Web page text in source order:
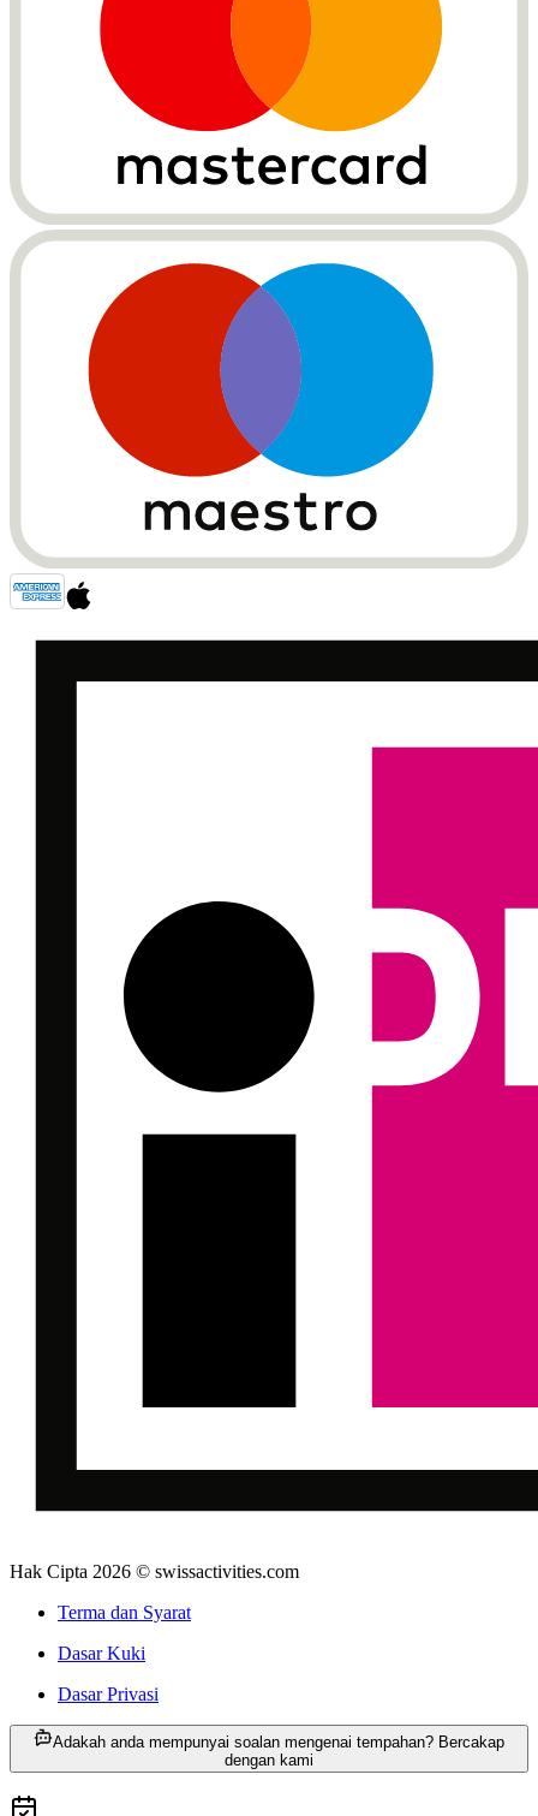
Hak Cipta 2026 © swissactivities.com
Terma dan Syarat
Dasar Kuki
Dasar Privasi
Adakah anda mempunyai soalan mengenai tempahan? Bercakap
dengan kami